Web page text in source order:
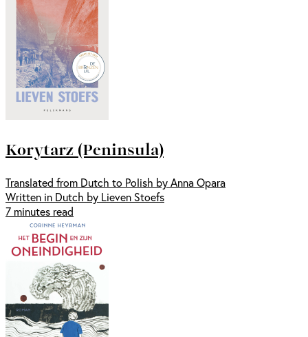
Korytarz (Peninsula)
Translated from Dutch to Polish by Anna Opara
Written in Dutch by Lieven Stoefs
7 minutes read